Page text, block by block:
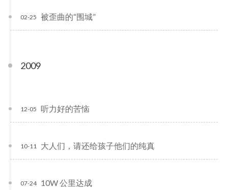
被歪曲的“围城”
02-25
2009
听力好的苦恼
12-05
大人们，请还给孩子他们的纯真
10-11
10W 公里达成
07-24